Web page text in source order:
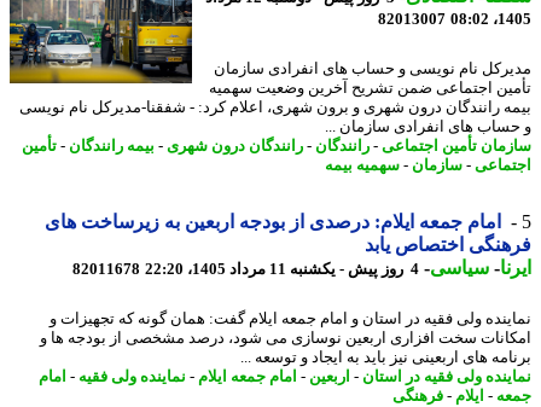
82013007
نام نویسی و حساب های انفرادی سازمان
اجتماعی ضمن تشریح آخرین وضعیت سهمیه
رانندگان درون شهری و برون شهری، اعلام کرد: - شفقنا-مدیرکل نام نویسی
های انفرادی سازمان ...
تأمین اجتماعی-رانندگان-رانندگان درون شهری- بیمه رانندگان-تأمین
-سازمان -سهمیه بیمه
امام جمعه ایلام: درصدی از بودجه اربعین به زیرساخت های
اختصاص یابد
-سیاسی-4 روز پیش - یکشنبه 11 مرداد 1405، 22:20 82011678
ولی فقیه در استان و امام جمعه ایلام گفت: همان گونه که تجهیزات و
سخت افزاری اربعین نوسازی می شود، درصد مشخصی از بودجه ها و
های اربعینی نیز باید به ایجاد و توسعه ...
ولی فقیه در استان-اربعین -امام جمعه ایلام -نماینده ولی فقیه -امام
-ایلام -فرهنگی